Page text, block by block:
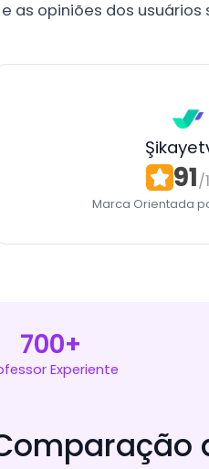
as opiniões dos
91/
Marca Orientada
700+
Experiente